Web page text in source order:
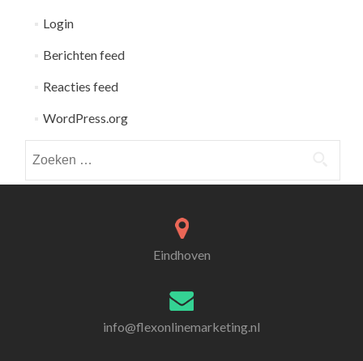
Login
Berichten feed
Reacties feed
WordPress.org
naar:
Eindhoven
info@flexonlinemarketing.nl